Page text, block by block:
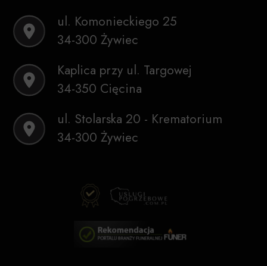
ul. Komonieckiego 25
34-300 Żywiec
Kaplica przy ul. Targowej
34-350 Cięcina
ul. Stolarska 20 - Krematorium
34-300 Żywiec